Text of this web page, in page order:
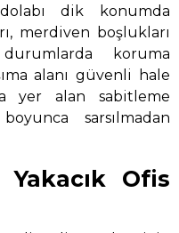
dik konumda
merdiven boşlukları
koruma
alanı güvenli hale
yer alan sabitleme
sarsılmadan
Ofis